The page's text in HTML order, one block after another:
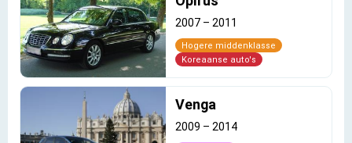
2007 – 2011
Hogere middenklasse
Koreaanse auto's
Venga
2009 – 2014